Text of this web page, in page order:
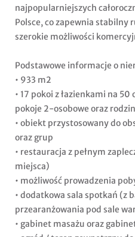
najpopularniejszych
Polsce, co zapewnia stabilny
szerokie możliwości
Podstawowe informacje o
• 933 m2
• 17 pokoi z łazienkami na
pokoje 2-osobowe oraz
• obiekt przystosowany do
oraz grup
• restauracja z pełnym
miejsca)
• możliwość prowadzenia
• dodatkowa sala spotkań (z
przearanżowania pod sale
• gabinet masażu oraz